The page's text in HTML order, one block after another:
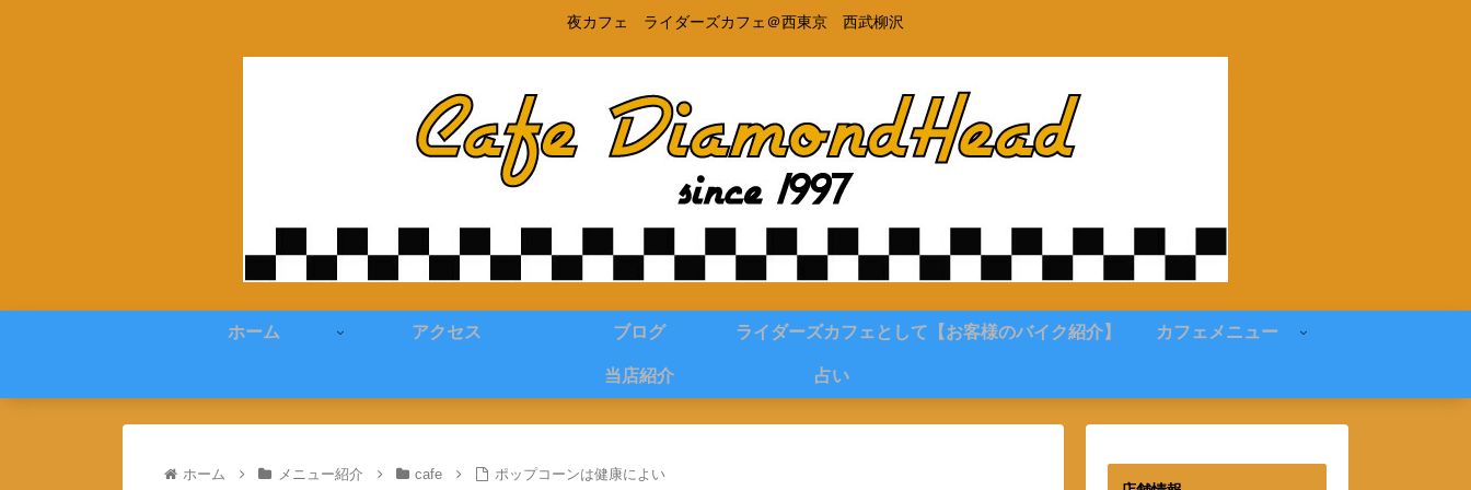
夜カフェ ライダーズカフェ＠西東京 西武柳沢
ホーム アクセス ブログ ライダーズカフェとして 【お客様のバイク紹介】 カフェメニュー
当店紹介 占い
ホーム メニュー紹介 cafe ポップコーンは健康によい